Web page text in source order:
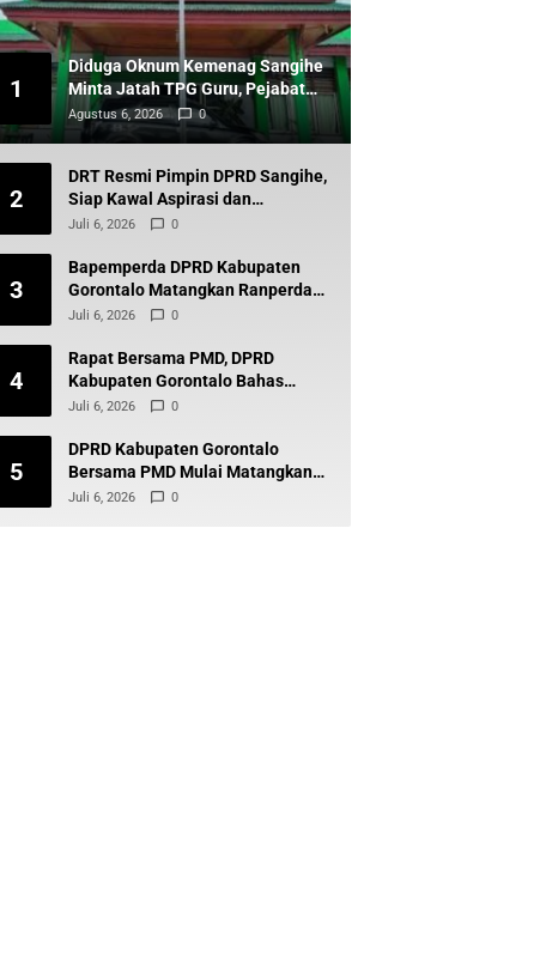
1
Diduga Oknum Kemenag Sangihe
Minta Jatah TPG Guru, Pejabat
Kompak Membantah
Agustus 6, 2026 0
2
DRT Resmi Pimpin DPRD Sangihe,
Siap Kawal Aspirasi dan
Pembangunan Daerah
Juli 6, 2026 0
3
Bapemperda DPRD Kabupaten
Gorontalo Matangkan Ranperda
Pajak Demi Tingkatkan
Juli 6, 2026 0
4
Rapat Bersama PMD, DPRD
Kabupaten Gorontalo Bahas
Program Strategis Perkuat
Juli 6, 2026 0
5
DPRD Kabupaten Gorontalo
Bersama PMD Mulai Matangkan
Pilkades 2027, Perda Jadi Sorotan
Juli 6, 2026 0